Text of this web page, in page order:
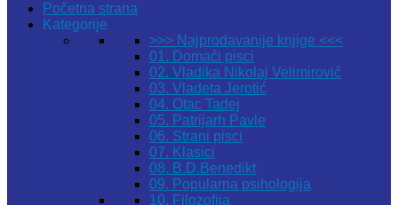
Početna strana
Kategorije
>>> Najprodavanije knjige <<<
01. Domaći pisci
02. Vladika Nikolaj Velimirović
03. Vladeta Jerotić
04. Otac Tadej
05. Patrijarh Pavle
06. Strani pisci
07. Klasici
08. B.D.Benedikt
09. Popularna psihologija
10. Filozofija